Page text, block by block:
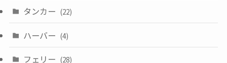
タンカー (22)
ハーバー (4)
フェリー (28)